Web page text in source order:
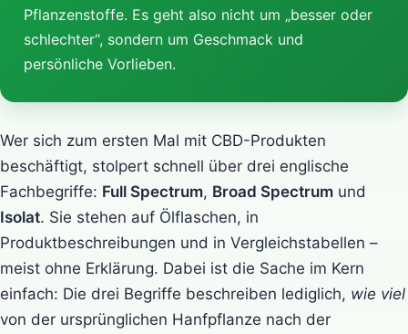
Pflanzenstoffe. Es geht also nicht um „besser oder
schlechter“, sondern um Geschmack und
persönliche Vorlieben.
Wer sich zum ersten Mal mit CBD-Produkten
beschäftigt, stolpert schnell über drei englische
Fachbegriffe: Full Spectrum, Broad Spectrum und
Isolat. Sie stehen auf Ölflaschen, in
Produktbeschreibungen und in Vergleichstabellen –
meist ohne Erklärung. Dabei ist die Sache im Kern
einfach: Die drei Begriffe beschreiben lediglich, wie viel
von der ursprünglichen Hanfpflanze nach der